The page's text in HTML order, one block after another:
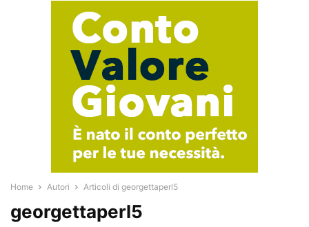
Home Autori Articoli di georgettaperl5
georgettaperl5